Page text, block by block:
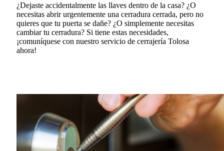
¿Dejaste accidentalmente las llaves dentro de la casa? ¿O
necesitas abrir urgentemente una cerradura cerrada, pero no
quieres que tu puerta se dañe? ¿O simplemente necesitas
cambiar tu cerradura? Si tiene estas necesidades,
¡comuníquese con nuestro servicio de cerrajería Tolosa
ahora!